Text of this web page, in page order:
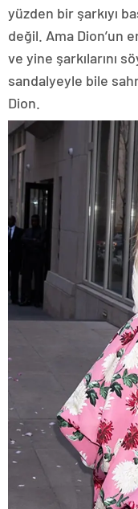
yüzden bir şarkıyı
değil. Ama Dion’un
ve yine şarkılarını
sandalyeyle bile
Dion.